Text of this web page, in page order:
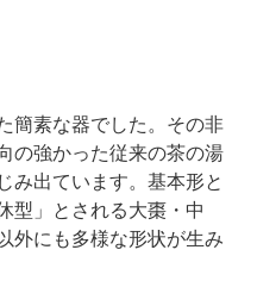
簡素な器でした。その非
の強かった従来の茶の湯
み出ています。基本形と
型」とされる大棗・中
外にも多様な形状が生み